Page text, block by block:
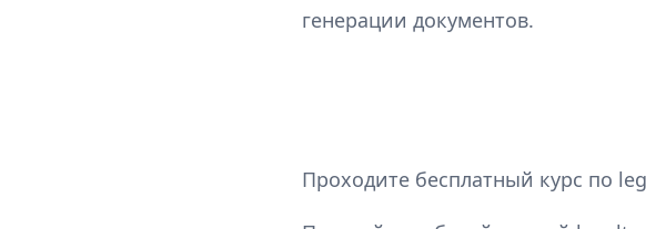
генерации документов.
Проходите бесплатный курс по